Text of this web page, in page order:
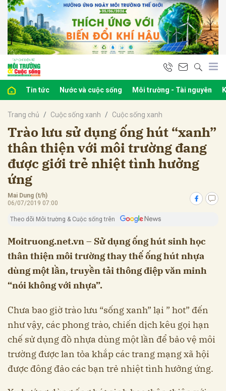
Tin tức Nước và cuộc sống Môi trường - Tài nguyên
Trang chủ Cuộc sống xanh Cuộc sống xanh
Trào lưu sử dụng ống hút “xanh”
thân thiện với môi trường đang
được giới trẻ nhiệt tình hưởng
ứng
Mai Dung (t/h)
06/07/2019 07:00
Theo dõi Môi trường & Cuộc sống trên
Moitruong.net.vn – Sử dụng ống hút sinh học
thân thiện môi trường thay thế ống hút nhựa
dùng một lần, truyền tải thông điệp văn minh
“nói không với nhựa”.
Chưa bao giờ trào lưu “sống xanh” lại ” hot” đến
như vậy, các phong trào, chiến dịch kêu gọi hạn
chế sử dụng đồ nhựa dùng một lần để bảo vệ môi
trường được lan tỏa khắp các trang mạng xã hội
được đông đảo các bạn trẻ nhiệt tình hưởng ứng.
luận
Hủy